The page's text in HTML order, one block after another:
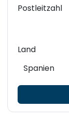
Postleitzahl
Land